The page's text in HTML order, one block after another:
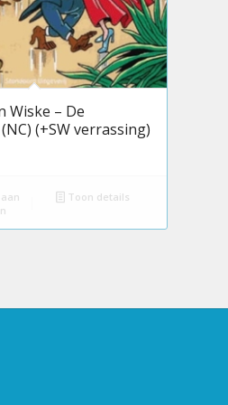
Wiske – De
(+SW verrassing)
Toon details